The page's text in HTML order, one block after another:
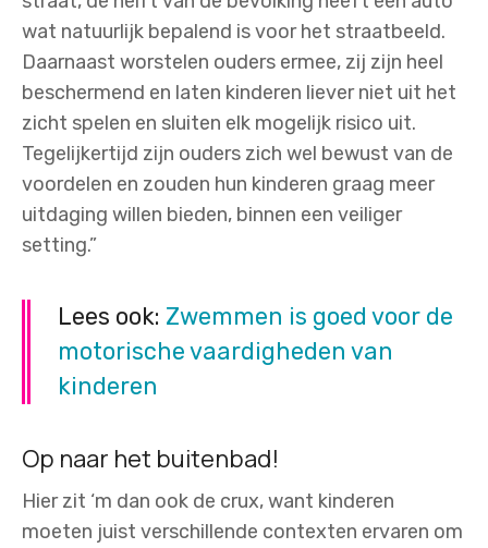
wat natuurlijk bepalend is voor het straatbeeld.
Daarnaast worstelen ouders ermee, zij zijn heel
beschermend en laten kinderen liever niet uit het
zicht spelen en sluiten elk mogelijk risico uit.
Tegelijkertijd zijn ouders zich wel bewust van de
voordelen en zouden hun kinderen graag meer
uitdaging willen bieden, binnen een veiliger
setting.”
Lees ook: Zwemmen is goed voor de
motorische vaardigheden van
kinderen
Op naar het buitenbad!
Hier zit ‘m dan ook de crux, want kinderen
moeten juist verschillende contexten ervaren om